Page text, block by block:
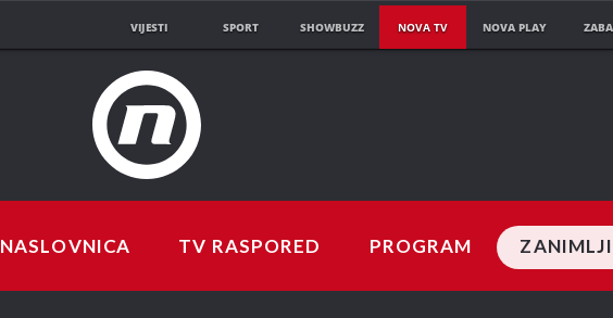
VIJESTI SPORT SHOWBUZZ NOVA TV NOVA PLAY
NASLOVNICA TV RASPORED PROGRAM